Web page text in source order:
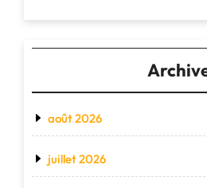
août 2026
juillet 2026